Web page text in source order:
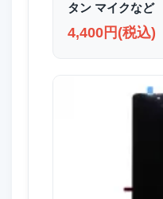
タン マイクなど
4,400円(税込)